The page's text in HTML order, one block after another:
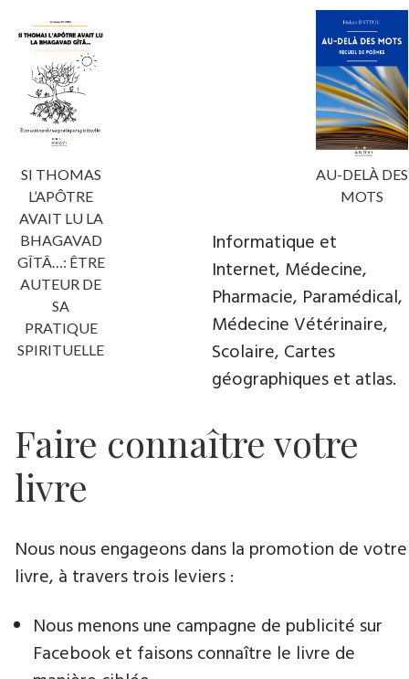
SI THOMAS
L’APÔTRE
AVAIT LU LA
BHAGAVAD
GÎTÂ…: ÊTRE
AUTEUR DE
SA
PRATIQUE
SPIRITUELLE
AU-DELÀ DES
MOTS
Informatique et
Internet, Médecine,
Pharmacie, Paramédical,
Médecine Vétérinaire,
Scolaire, Cartes
géographiques et atlas.
Faire connaître votre
livre
Nous nous engageons dans la promotion de votre
livre​, à travers trois leviers :
Nous menons une campagne de publicité sur
Facebook et faisons connaître le livre de